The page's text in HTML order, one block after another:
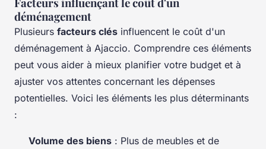
déménagement
Plusieurs facteurs clés influencent le coût d'un
déménagement à Ajaccio. Comprendre ces éléments
peut vous aider à mieux planifier votre budget et à
ajuster vos attentes concernant les dépenses
potentielles. Voici les éléments les plus déterminants
:
Volume des biens : Plus de meubles et de